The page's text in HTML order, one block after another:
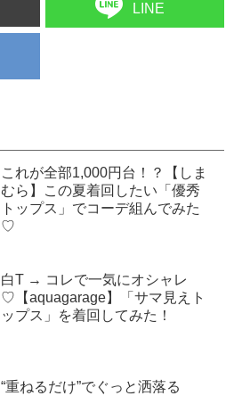
LINE
これが全部1,000円台！？【しま
むら】この夏着回したい「優秀
トップス」でコーデ組んでみた
♡
白T → コレで一気にオシャレ
♡【aquagarage】「サマ見えト
ップス」を着回してみた！
“重ねるだけ”でぐっと洒落る